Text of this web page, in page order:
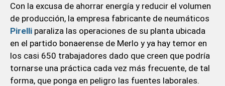
Con la excusa de ahorrar energía y reducir el volumen
de producción, la empresa fabricante de neumáticos
Pirelli paraliza las operaciones de su planta ubicada
en el partido bonaerense de Merlo y ya hay temor en
los casi 650 trabajadores dado que creen que podría
tornarse una práctica cada vez más frecuente, de tal
forma, que ponga en peligro las fuentes laborales.